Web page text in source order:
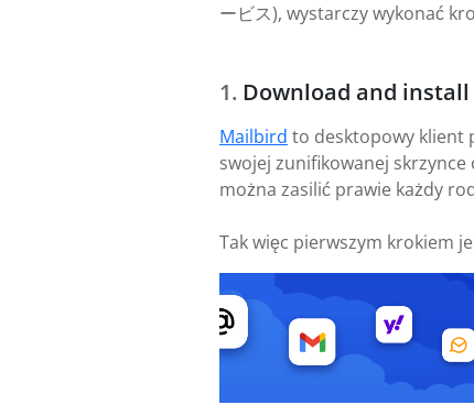
ービス), wystarczy wykonać
Download and
Mailbird to desktopowy klient
swojej zunifikowanej
można zasilić prawie każdy
Tak więc pierwszym krokiem